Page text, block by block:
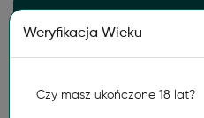
Weryfikacja Wieku
Czy masz ukończone 18 lat?